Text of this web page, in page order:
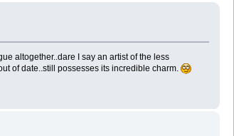
altogether..dare I say an artist of the less
of date..still possesses its incredible charm.